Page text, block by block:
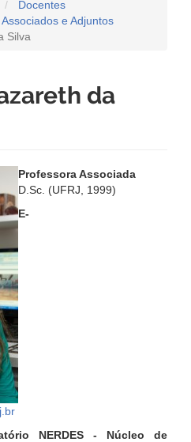
Docentes
e Adjuntos
Silva
da
Professora Associada
D.Sc. (UFRJ, 1999)
E-
NERDES - Núcleo de